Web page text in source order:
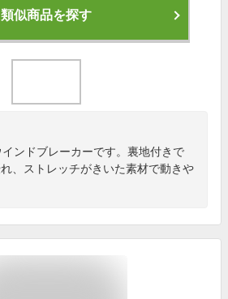
類似商品を探す
ンドブレーカーです。裏地付きで
、ストレッチがきいた素材で動きや